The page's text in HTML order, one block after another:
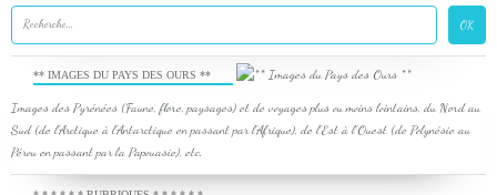
** IMAGES DU PAYS DES OURS **
Images des Pyrénées (Faune, flore, paysages) et de voyages plus ou moins lointains, du Nord au
Sud (de l'Arctique à l'Antarctique en passant par l'Afrique), de l'Est à l'Ouest (de Polynésie au
Pérou en passant par la Papouasie), etc.